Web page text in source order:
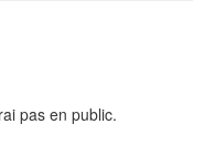
pas en public.